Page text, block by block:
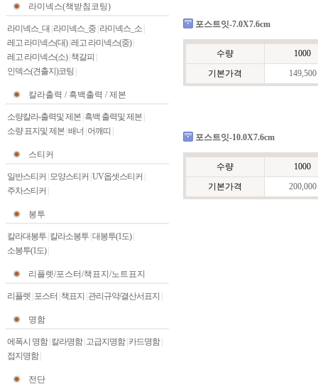
라미넥스(책받침코팅)
라미넥스_대 라미넥스_중 라미넥스_소
레고 라미넥스(대)| 레고 라미넥스(중)|
레고 라미넥스(소)| 책갈피
인덱스(견출지)코팅
칼라출력 / 흑백출력 / 제본
소량칼라-출력및 제본 흑백 출력및 제본
소량 표지및 제본 배너 어깨띠
스티커
일반스티커 모양스티커 UV옵셋스티커
주차스티커
봉투
칼라대봉투 칼라소봉투 대봉투(1도)|
소봉투(1도)|
리플렛/포스터/책표지/노트표지
리플렛 포스터 책표지 관리규약/결산서표지
명함
에폭시 명함| 칼라명함| 고급지명함| 카드명함|
접지명함|
전단
포스트잇-7.0X7.6cm
수량
1000
기본가격
149,500
포스트잇-10.0X7.6cm
수량
1000
기본가격
200,000